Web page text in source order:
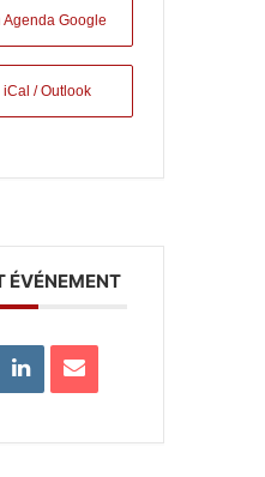
Agenda Google
/ Outlook
ÉVÉNEMENT